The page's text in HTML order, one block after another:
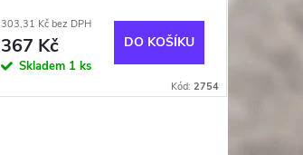
303,31 Kč bez DPH
367 Kč
Skladem 1 ks
DO KOŠÍKU
Kód: 2754